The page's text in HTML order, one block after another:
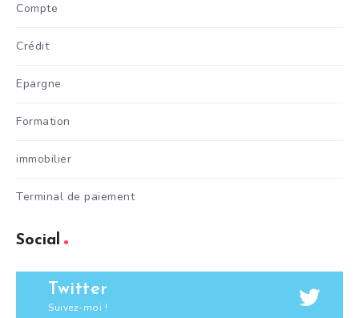
Compte
Crédit
Epargne
Formation
immobilier
Terminal de paiement
Social
Twitter
Suivez-moi !